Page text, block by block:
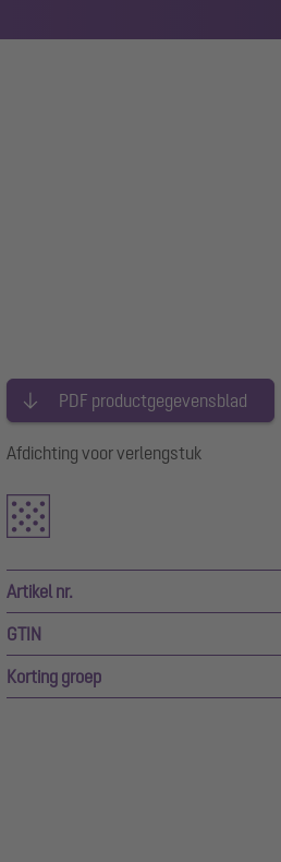
PDF productgegevensblad
Afdichting voor verlengstuk
Artikel nr.
GTIN
Korting groep